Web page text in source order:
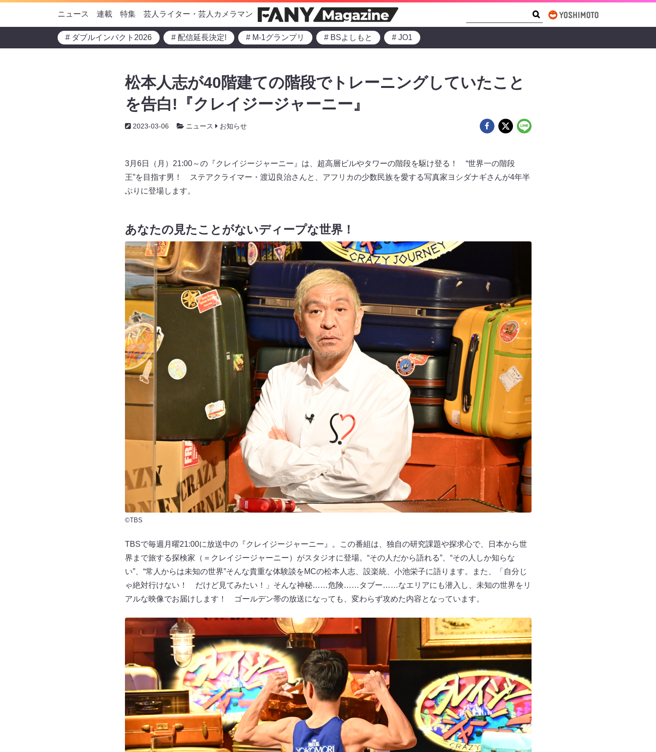
ニュース 連載 特集 芸人ライター・芸人カメラマン
# ダブルインパクト2026 # 配信延長決定! # M-1グランプリ # BSよしもと # JO1
松本人志が40階建ての階段でトレーニングしていたこと
を告白!『クレイジージャーニー』
2023-03-06 ニュース お知らせ
3月6日（月）21:00～の『クレイジージャーニー』は、超高層ビルやタワーの階段を駆け登る！ “世界一の階段
王”を目指す男！ ステアクライマー・渡辺良治さんと、アフリカの少数民族を愛する写真家ヨシダナギさんが4年半
ぶりに登場します。
あなたの見たことがないディープな世界！
©TBS
TBSで毎週月曜21:00に放送中の『クレイジージャーニー』。この番組は、独自の研究課題や探求心で、日本から世
界まで旅する探検家（＝クレイジージャーニー）がスタジオに登場。“その人だから語れる”、“その人しか知らな
い”、“常人からは未知の世界”そんな貴重な体験談をMCの松本人志、設楽統、小池栄子に語ります。また、「自分じ
ゃ絶対行けない！ だけど見てみたい！」そんな神秘……危険……タブー……なエリアにも潜入し、未知の世界をリ
アルな映像でお届けします！ ゴールデン帯の放送になっても、変わらず攻めた内容となっています。